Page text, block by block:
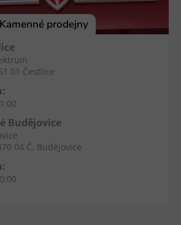
Kamenné prodejny
01 Čestlice
Budějovice
04 Č. Budějovice